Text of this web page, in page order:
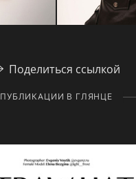
Поделиться ссылкой
ПУБЛИКАЦИИ В ГЛЯНЦЕ